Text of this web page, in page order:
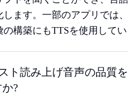
ます。一部のアプリでは
構築にもTTSを使用してい
ト読み上げ音声の品質
?